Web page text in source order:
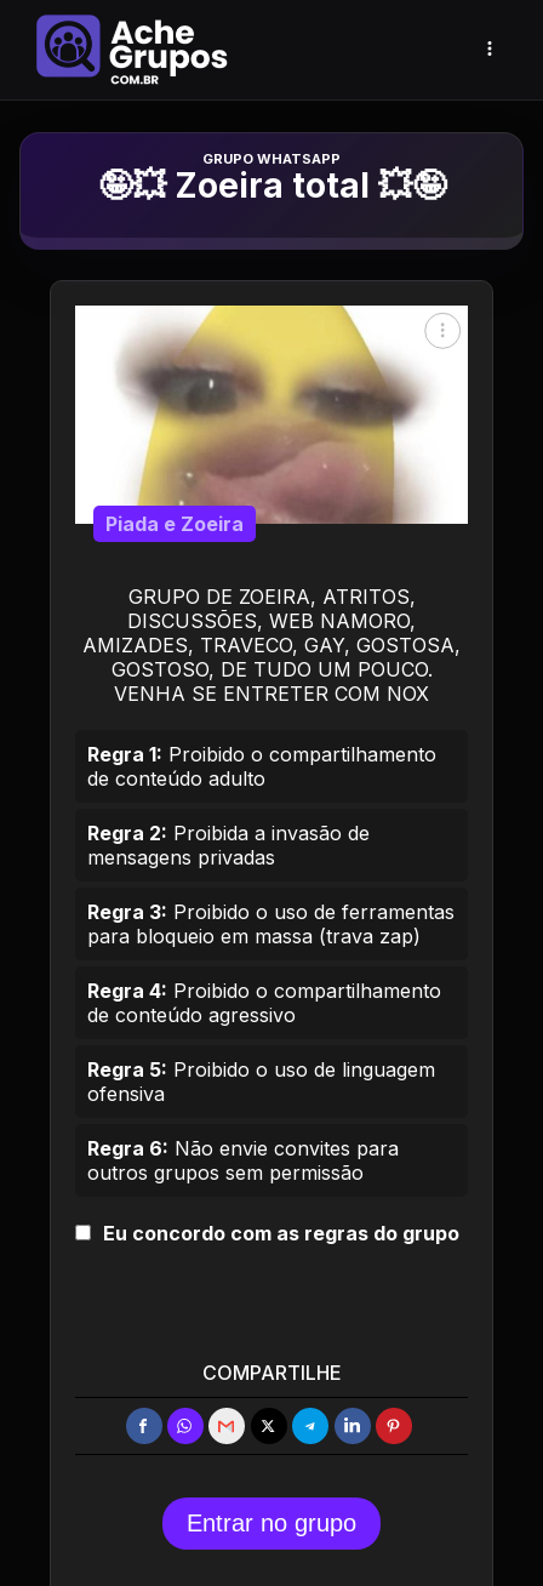
Grupo de Whatsapp
🤪💥 Zoeira total 💥🤪
GRUPO DE ZOEIRA, ATRITOS,
DISCUSSÕES, WEB NAMORO,
AMIZADES, TRAVECO, GAY, GOSTOSA,
GOSTOSO, DE TUDO UM POUCO.
VENHA SE ENTRETER COM NOX
Piada e Zoeira
Regra 1: Proibido o compartilhamento
de conteúdo adulto
Regra 2: Proibida a invasão de
mensagens privadas
Regra 3: Proibido o uso de ferramentas
para bloqueio em massa (trava zap)
Regra 4: Proibido o compartilhamento
de conteúdo agressivo
Regra 5: Proibido o uso de linguagem
ofensiva
Regra 6: Não envie convites para
outros grupos sem permissão
Eu concordo com as regras do grupo
COMPARTILHE
Entrar no grupo